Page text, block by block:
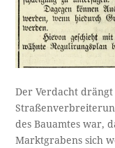
Der Verdacht drängt
des Bauamtes war,
Marktgrabens sich